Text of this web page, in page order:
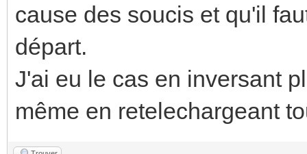
cause des soucis et qu'il
départ.
J'ai eu le cas en inversant
même en retelechargeant